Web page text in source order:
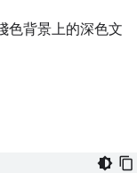
色背景上的深色文